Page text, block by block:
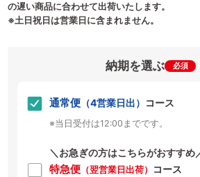
の遅い商品に合わせて出荷いたします。
※土日祝日は営業日に含まれません。
納期を選ぶ 必須
通常便（4営業日出） コース
※当日受付は12:00までです。
＼お急ぎの方はこちらがおすすめ
特急便 （翌営業日出荷） コース